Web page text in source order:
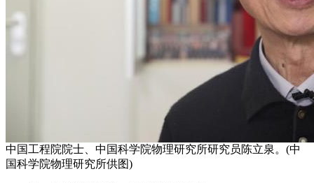
中国工程院院士、中国科学院物理研究所研究员陈立泉。(中
国科学院物理研究所供图)